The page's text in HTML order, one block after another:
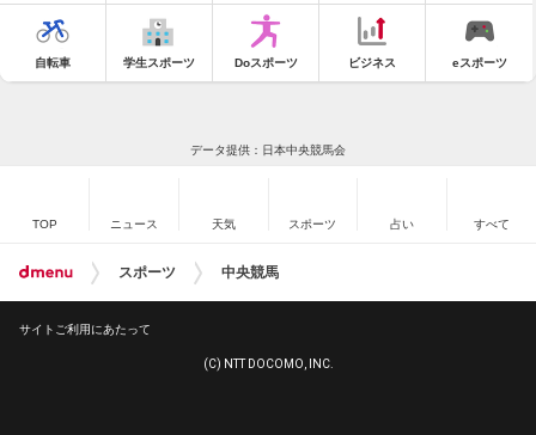
自転車 学生スポーツ Doスポーツ ビジネス eスポーツ
データ提供：日本中央競馬会
TOP ニュース 天気 スポーツ 占い すべて
スポーツ 中央競馬
サイトご利用にあたって
(C) NTT DOCOMO, INC.